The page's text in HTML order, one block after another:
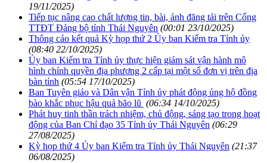
19/11/2025)
Tiếp tục nâng cao chất lượng tin, bài, ảnh đăng tải trên Cổng
TTĐT Đảng bộ tỉnh Thái Nguyên (00:01 23/10/2025)
Thông cáo kết quả Kỳ họp thứ 2 Ủy ban Kiểm tra Tỉnh ủy
(08:40 22/10/2025)
Ủy ban Kiểm tra Tỉnh ủy thực hiện giám sát vận hành mô
hình chính quyền địa phương 2 cấp tại một số đơn vị trên địa
bàn tỉnh (05:54 17/10/2025)
Ban Tuyên giáo và Dân vận Tỉnh ủy phát động ủng hộ đồng
bào khắc phục hậu quả bão lũ (06:34 14/10/2025)
Phát huy tinh thần trách nhiệm, chủ động, sáng tạo trong hoạt
động của Ban Chỉ đạo 35 Tỉnh ủy Thái Nguyên (06:29
27/08/2025)
Kỳ họp thứ 4 Ủy ban Kiểm tra Tỉnh ủy Thái Nguyên (21:37
06/08/2025)